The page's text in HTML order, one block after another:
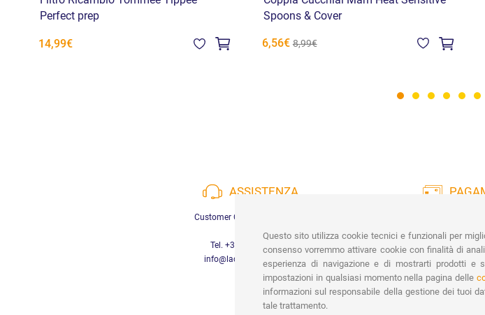
Perfect prep
14,99€
Spoons & Cover
6,56€ 8,99€
ASSISTENZA
Customer Care a disposizione
Tel. +39 3452280233
info@lachiocciolababy.it
Carte di Credito,
Questo sito utilizza cookie tecnici e funzionali per
consenso vorremmo attivare cookie con finalità di
esperienza di navigazione e di mostrarti prodotti e
impostazioni in qualsiasi momento nella pagina delle
informazioni sul responsabile della gestione dei tuoi
tale trattamento.